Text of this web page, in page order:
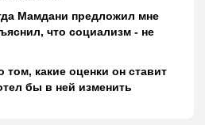
Мамдани предложил мне
что социализм - не
какие оценки он ставит
бы в ней изменить